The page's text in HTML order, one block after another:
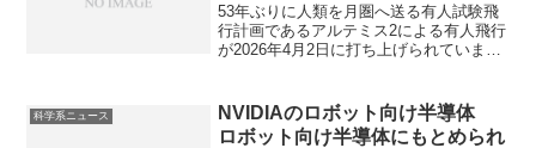
53年ぶりに人類を月圏へ送る有人試験飛
行計画であるアルテミス2による有人飛行
が2026年4月2日に打ち上げられていま
科学系ニュース
NVIDIAのロボット向け半導体
ロボット向け半導体にもとめられ